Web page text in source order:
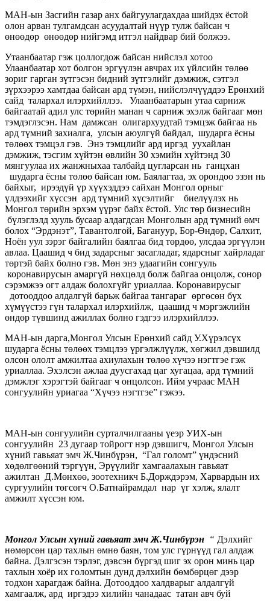
МАН-ын Засгийн газар анх байгуулагдахдаа шийдэх ёстой
олон арван тулгамдсан асуудалтай нүүр тулж байсан ч
өнөөдөр өнөөдөр нийгэмд итгэл найдвар бий болжээ.
Утаанбаатар гэж цоллогдож байсан нийслэл хотоо
Улаанбаатар хот болгон эргүүлэн авчрах их үйлсийн төлөө
зориг гарган зүтгэсэн бидний зүтгэлийг дэмжиж, сэтгэл
зүрхээрээ хамтдаа байсан ард түмэн, нийслэлчүүддээ Ерөнхий
сайд талархал илэрхийллээ. Улаанбаатарын утаа сарниж
байгаатай адил улс төрийн манан ч сарниж эхэлж байгааг мөн
тэмдэглэсэн. Нам дамжсан олигархуудтай тэмцэж байгаа нь
ард түмний захиалга, улсын аюулгүй байдал, шударга ёсны
төлөөх тэмцэл гэв. Энэ тэмцлийг ард иргэд уухайлан
дэмжиж, тэсгим хүйтэн өвлийн 30 хэмийн хүйтэнд 30
мянгуулаа их жанжныхаа талбайд цугларсан нь ганцхан
шударга ёсны төлөө байсан юм. Баялагтаа, эх орондоо эзэн нь
байхыг, ирээдүй үр хүүхэддээ сайхан Монгол орныг
үлдээхийг хүссэн ард түмний хүсэлтийг биелүүлэх нь
Монгол төрийн эрхэм үүрэг байх ёстой. Улс төр бизнесийн
бүлэглэлд хууль бусаар алдагдсан Монголын ард түмний өмч
болох “Эрдэнэт”, Тавантолгой, Багануур, Бор-Өндөр, Салхит,
Ноён уул зэрэг байгалийн баялгаа бид төрдөө, улсдаа эргүүлэн
авлаа. Цаашид ч бид задарсныг засагладаг, ядарсныг хайрладаг
төртэй байх болно гэв. Мөн энэ удаагийн сонгууль
коронавирусын амаргүй нөхцөлд болж байгаа онцолж, сонор
сэрэмжээ огт алдаж болохгүйг уриаллаа. Коронавирусыг
дотооддоо алдалгүй барьж байгаа тангараг өргөсөн бүх
хүмүүстээ гүн талархал илэрхийлж, цаашид ч мэргэжлийн
өндөр түвшинд ажиллах болно гэдгээ илэрхийллээ.
МАН-ын дарга,Монгол Улсын Ерөнхий сайд У.Хүрэлсүх
шударга ёсны төлөөх тэмцлээ үргэлжлүүлж, хөгжил дэвшилд
олсон ололт амжилтаа ахиулахын төлөө хүчээ нэгтгэе гэж
уриаллаа. Эхэлсэн ажлаа дуусгахад цаг хугацаа, ард түмний
дэмжлэг хэрэгтэй байгааг ч онцолсон. Ийм учраас МАН
сонгуулийн уриагаа “Хүчээ нэгтгэе” гэжээ.
МАН-ын сонгуулийн сурталчилгааны үеэр УИХ-ын
сонгуулийн 23 дугаар тойрогт нэр дэвшигч, Монгол Улсын
хүний гавьяат эмч Ж.Чинбүрэн, “Гал голомт” үндэсний
хөдөлгөөний тэргүүн, Эрүүлийг хамгаалахын гавьяат
ажилтан Д.Мөнхөө, зоотехникч Б.Дорждэрэм, Харвардын их
сургуулийн төгсөгч О.Батнайрамдал нар үг хэлж, ялалт
амжилт хүссэн юм.
Монгол Улсын хүний гавьяат эмч Ж.Чинбүрэн “ Дэлхийг
нөмөрсөн цар тахлын өмнө баян, том улс гүрнүүд гал алдаж
байна. Дэлгэсэн тэрлэг, дэвсэн бүргэд шиг эх орон минь цар
тахлын хоёр их голомтын дунд дэлхийн бөмбөрцөг дээр
тодхон харагдаж байна. Дотооддоо халдварыг алдалгүй
хамгаалж, ард иргэдээ хилийн чанадаас татан авч буй